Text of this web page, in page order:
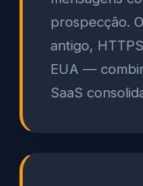
prospecção.
antigo,
EUA —
SaaS